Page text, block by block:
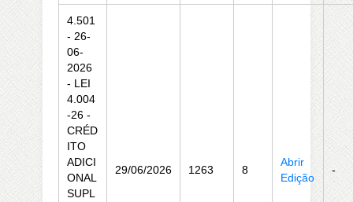
4.501
- 26-
06-
2026
- LEI
4.004
-26 -
CRÉD
ITO
ADICI
ONAL
SUPL
29/06/2026 1263 8
Abrir
Edição
-